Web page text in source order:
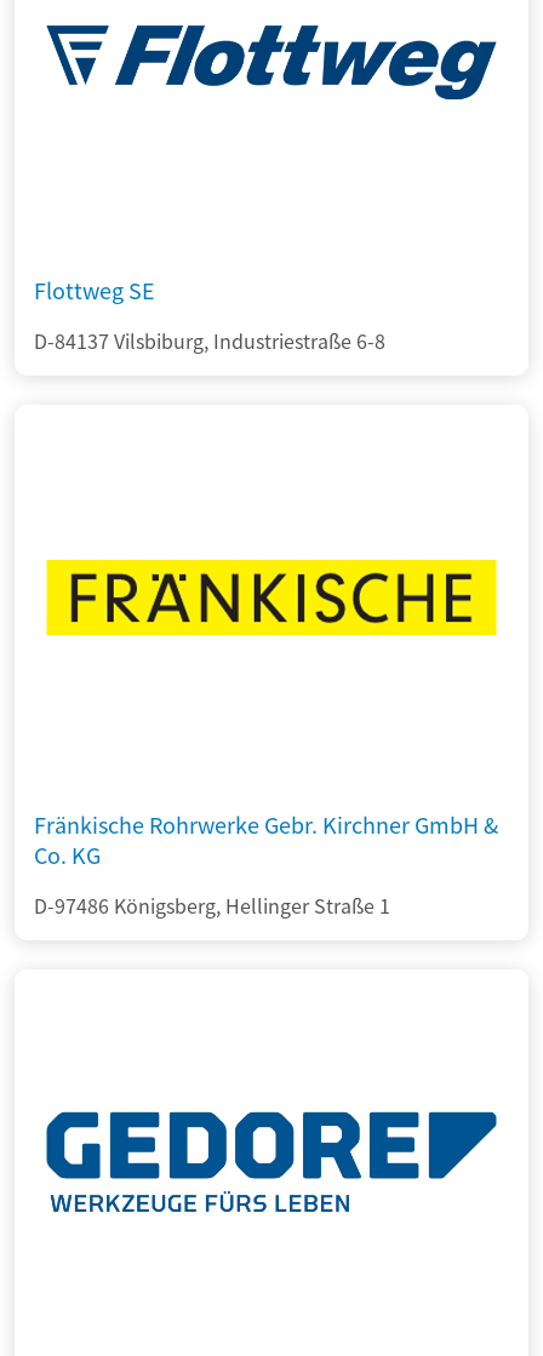
Flottweg SE
D-84137 Vilsbiburg, Industriestraße 6-8
Fränkische Rohrwerke Gebr. Kirchner GmbH &
Co. KG
D-97486 Königsberg, Hellinger Straße 1